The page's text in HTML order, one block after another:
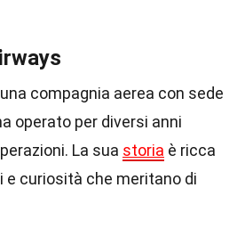
compagnia aerea con sede
operato per diversi anni
La sua storia è ricca
curiosità che meritano di